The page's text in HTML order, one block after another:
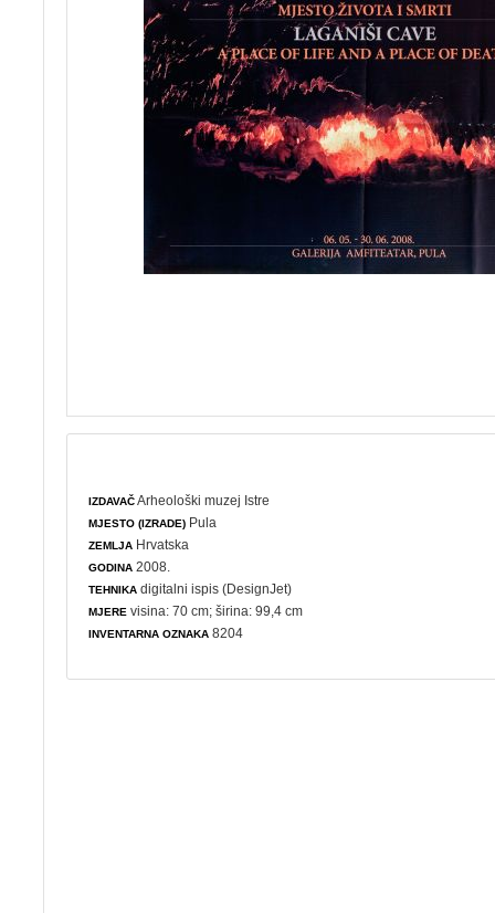
IZDAVAČArheološki muzej Istre
MJESTO (IZRADE) Pula
ZEMLJA Hrvatska
GODINA 2008.
TEHNIKA digitalni ispis (DesignJet)
MJERE visina: 70 cm; širina: 99,4 cm
INVENTARNA OZNAKA 8204